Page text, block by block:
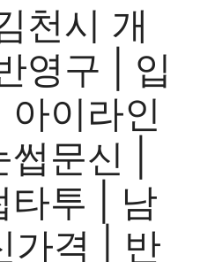
천시 개
영구 | 입
이라인
문신 |
타투 | 남
가격 | 반